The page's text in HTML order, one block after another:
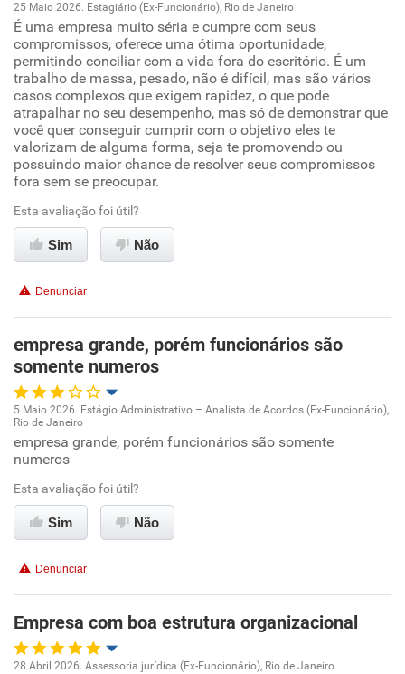
Recomenda a diretoria
Oportunidade de promoção
Ambiente de trabalho
Conciliação com a vida familiar
Benefícios
Recomenda esta empresa
25 Maio 2026. Estagiário (Ex-Funcionário), Rio de Janeiro
É uma empresa muito séria e cumpre com seus
compromissos, oferece uma ótima oportunidade,
permitindo conciliar com a vida fora do escritório. É um
trabalho de massa, pesado, não é difícil, mas são vários
casos complexos que exigem rapidez, o que pode
atrapalhar no seu desempenho, mas só de demonstrar que
você quer conseguir cumprir com o objetivo eles te
valorizam de alguma forma, seja te promovendo ou
possuindo maior chance de resolver seus compromissos
fora sem se preocupar.
Esta avaliação foi útil?
Sim Não
Denunciar
empresa grande, porém funcionários são
somente numeros
Oportunidade de promoção
Conciliação com a vida familiar
Benefícios
Não recomenda esta empresa
Não recomenda a diretoria
5 Maio 2026. Estágio Administrativo – Analista de Acordos (Ex-Funcionário),
Rio de Janeiro
empresa grande, porém funcionários são somente
numeros
Esta avaliação foi útil?
Sim Não
Denunciar
Empresa com boa estrutura organizacional
28 Abril 2026. Assessoria jurídica (Ex-Funcionário), Rio de Janeiro